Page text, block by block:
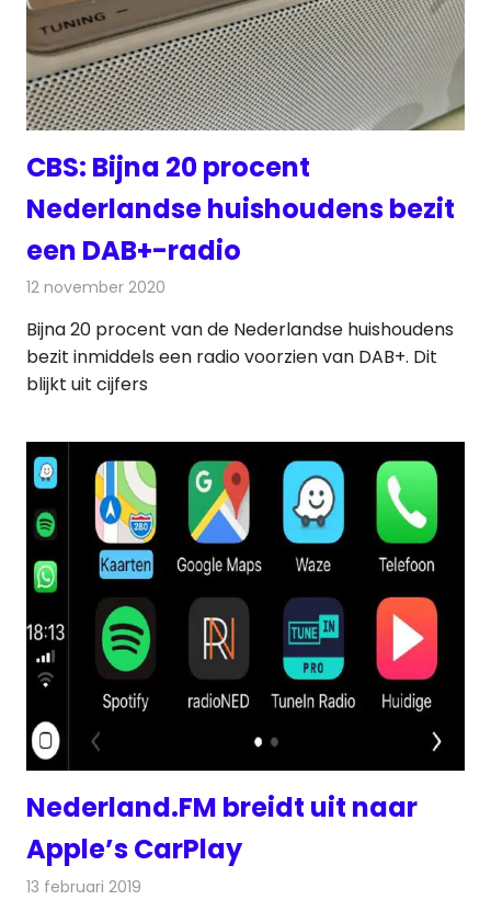
CBS: Bijna 20 procent
Nederlandse huishoudens bezit
een DAB+-radio
12 november 2020
Bijna 20 procent van de Nederlandse huishoudens
bezit inmiddels een radio voorzien van DAB+. Dit
blijkt uit cijfers
Nederland.FM breidt uit naar
Apple’s CarPlay
13 februari 2019